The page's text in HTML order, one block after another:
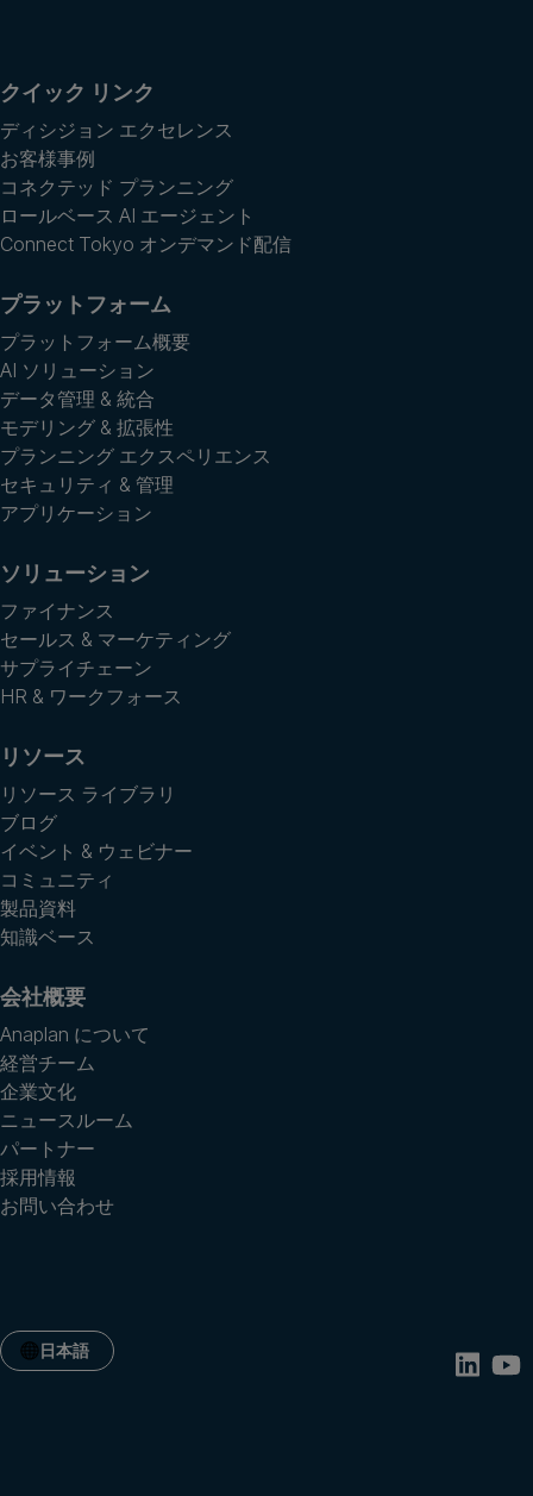
クイック リンク
ディシジョン エクセレンス
お客様事例
コネクテッド プランニング
ロールベース AI エージェント
Connect Tokyo オンデマンド配信
プラットフォーム
プラットフォーム概要
AI ソリューション
データ管理 & 統合
モデリング & 拡張性
プランニング エクスペリエンス
セキュリティ & 管理
アプリケーション
ソリューション
ファイナンス
セールス & マーケティング
サプライチェーン
HR & ワークフォース
リソース
リソース ライブラリ
ブログ
イベント & ウェビナー
コミュニティ
製品資料
知識ベース
会社概要
Anaplan について
経営チーム
企業文化
ニュースルーム
パートナー
採用情報
お問い合わせ
日本語